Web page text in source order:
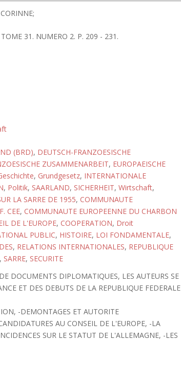
31. NUMERO 2. P. 209 - 231.
(BRD), DEUTSCH-FRANZOESISCHE
ZUSAMMENARBEIT, EUROPAEISCHE
, Grundgesetz, INTERNATIONALE
, Politik, SAARLAND, SICHERHEIT, Wirtschaft,
LA SARRE DE 1955, COMMUNAUTE
CEE, COMMUNAUTE EUROPEENNE DU CHARBON
DE L'EUROPE, COOPERATION, Droit
PUBLIC, HISTOIRE, LOI FONDAMENTALE,
, RELATIONS INTERNATIONALES, REPUBLIQUE
, SARRE, SECURITE
DOCUMENTS DIPLOMATIQUES, LES AUTEURS SE
ET DES DEBUTS DE LA REPUBLIQUE FEDERALE
-DEMONTAGES ET AUTORITE
AU CONSEIL DE L'EUROPE, -LA
SUR LE STATUT DE L'ALLEMAGNE, -LES